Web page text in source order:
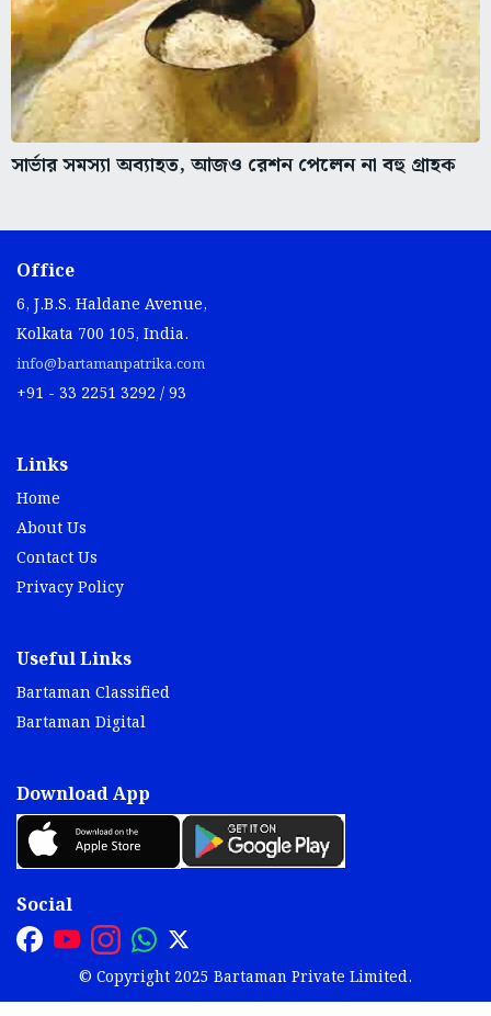
সার্ভার সমস্যা অব্যাহত, আজও রেশন পেলেন না বহু গ্রাহক
Office
6, J.B.S. Haldane Avenue,
Kolkata 700 105, India.
info@bartamanpatrika.com
+91 - 33 2251 3292 / 93
Links
Home
About Us
Contact Us
Privacy Policy
Useful Links
Bartaman Classified
Bartaman Digital
Download App
Social
© Copyright 2025 Bartaman Private Limited.